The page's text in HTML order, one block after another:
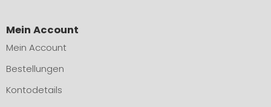
Mein Account
Mein Account
Bestellungen
Kontodetails